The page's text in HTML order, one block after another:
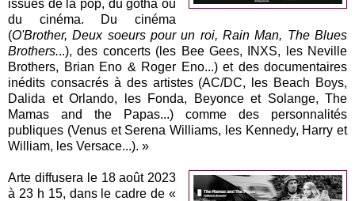
issues de la pop, du gotha ou
du cinéma. Du cinéma
(O'Brother, Deux soeurs pour un roi, Rain Man, The Blues
Brothers...), des concerts (les Bee Gees, INXS, les Neville
Brothers, Brian Eno & Roger Eno...) et des documentaires
inédits consacrés à des artistes (AC/DC, les Beach Boys,
Dalida et Orlando, les Fonda, Beyonce et Solange, The
Mamas and the Papas...) comme des personnalités
publiques (Venus et Serena Williams, les Kennedy, Harry et
William, les Versace...). »
Arte diffusera le 18 août 2023
à 23 h 15, dans le cadre de «